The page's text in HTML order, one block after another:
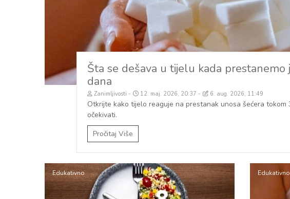
Šta se dešava u tijelu kada prestanemo
dana
Zanimljivosti 12. maj. 2026, 20:37 6. aug. 2026, 11:49
Otkrijte kako tijelo reaguje na prestanak unosa šećera tokom
očekivati.
Pročitaj Više
Edukativno Edukativno